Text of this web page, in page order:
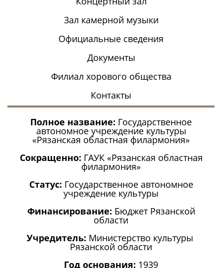
Зал камерной музыки
Официальные сведения
Документы
Филиал хорового общества
Контакты
Полное название: Государственное
автономное учреждение культуры
«Рязанская областная филармония»
Сокращенно: ГАУК «Рязанская областная
филармония»
Статус: Государственное автономное
учреждение культуры
Финансирование: Бюджет Рязанской
области
Учредитель: Министерство культуры
Рязанской области
Год основания: 1939